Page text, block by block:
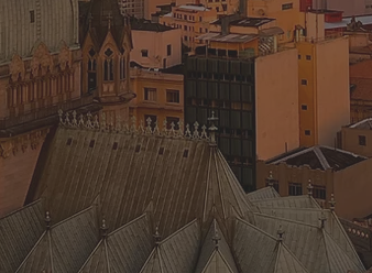
mais de 100 anos prestando
população